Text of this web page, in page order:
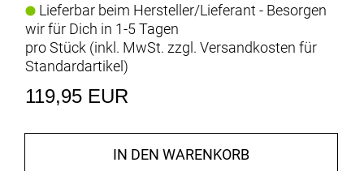
Lieferbar beim Hersteller/Lieferant - Besorgen
wir für Dich in 1-5 Tagen
pro Stück (inkl. MwSt. zzgl. Versandkosten für
Standardartikel)
119,95 EUR
IN DEN WARENKORB